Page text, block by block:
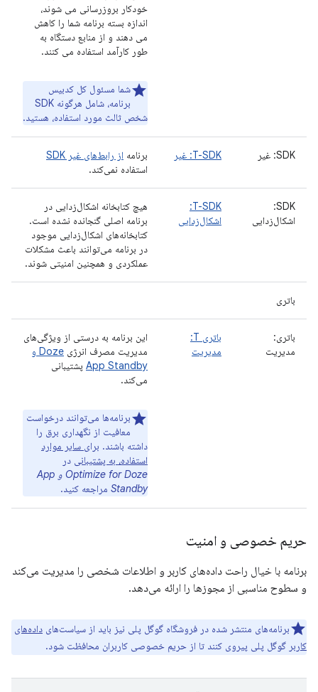
خودکار بروزرسانی می شوند،
اندازه بسته برنامه شما را کاهش
می دهند و از منابع دستگاه به
طور کارآمد استفاده می کنند.
شما مسئول کل کدبیس
برنامه، شامل هرگونه SDK
شخص ثالث مورد استفاده، هستید.
SDK: غیر T-SDK: غیر برنامه از رابط‌های غیر SDK
استفاده نمی‌کند.
SDK:
اشکال‌زدایی
T-SDK:
اشکال‌زدایی
هیچ کتابخانه اشکال‌زدایی در
برنامه اصلی گنجانده نشده است.
کتابخانه‌های اشکال‌زدایی موجود
در برنامه می‌توانند باعث مشکلات
عملکردی و همچنین امنیتی شوند.
باتری
باتری:
مدیریت
باتری T:
مدیریت
این برنامه به درستی از ویژگی‌های
مدیریت مصرف انرژی
Doze و
App Standby پشتیبانی
می‌کند.
برنامه‌ها می‌توانند درخواست
معافیت از نگهداری برق را
داشته باشند. برای سایر موارد
استفاده، به پشتیبانی در
Optimize for Doze و App
Standby مراجعه کنید.
حریم خصوصی و امنیت
برنامه با خیال راحت داده‌های کاربر و اطلاعات شخصی را مدیریت می‌کند
و سطوح مناسبی از مجوزها را ارائه می‌دهد.
برنامه‌های منتشر شده در فروشگاه گوگل پلی نیز باید از سیاست‌های داده‌های
کاربر گوگل پلی پیروی کنند تا از حریم خصوصی کاربران محافظت شود.